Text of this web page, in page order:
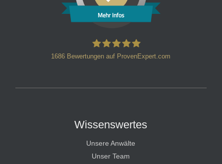
Mehr Infos
1686 Bewertungen auf ProvenExpert.com
Wissenswertes
Unsere Anwälte
Unser Team